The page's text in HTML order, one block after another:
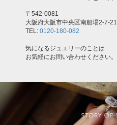
〒542-0081
大阪府大阪市中央区南船場2-7-21
TEL: 0120-180-082
気になるジュエリーのことは
お気軽にお問い合わせください。